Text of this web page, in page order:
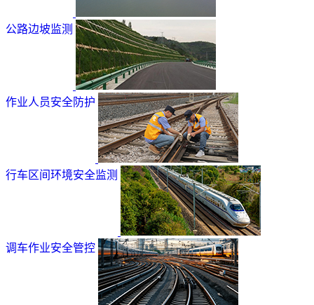
公路边坡监测
作业人员安全防护
行车区间环境安全监测
调车作业安全管控